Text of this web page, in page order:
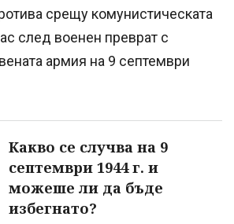
срещу комунистическата
след военен преврат с
армия на 9 септември
Какво се случва на 9
септември 1944 г. и
можеше ли да бъде
избегнато?